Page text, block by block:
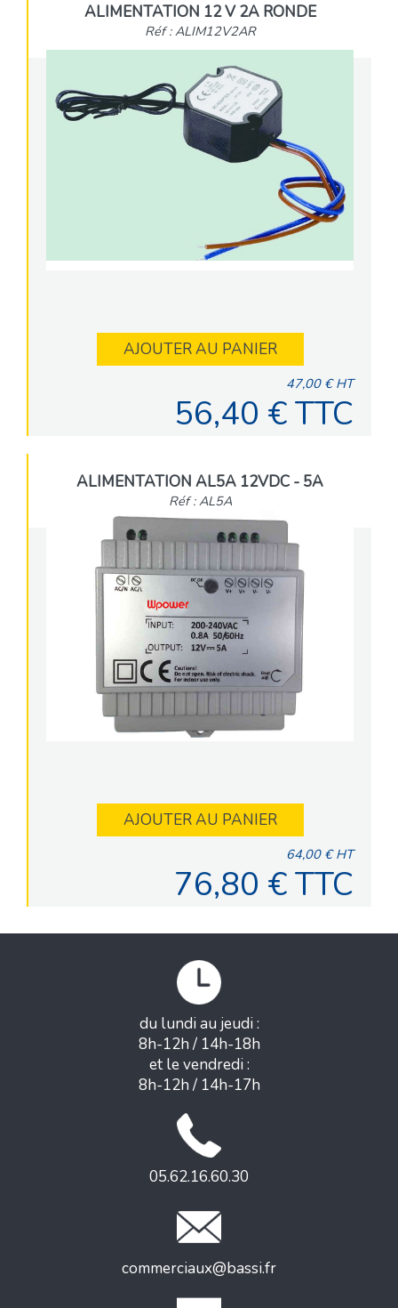
ALIMENTATION 12 V 2A RONDE
Réf : ALIM12V2AR
AJOUTER AU PANIER
47,00 € HT
56,40 € TTC
ALIMENTATION AL5A 12VDC - 5A
Réf : AL5A
AJOUTER AU PANIER
64,00 € HT
76,80 € TTC
du lundi au jeudi :
8h-12h / 14h-18h
et le vendredi :
8h-12h / 14h-17h
05.62.16.60.30
commerciaux@bassi.fr